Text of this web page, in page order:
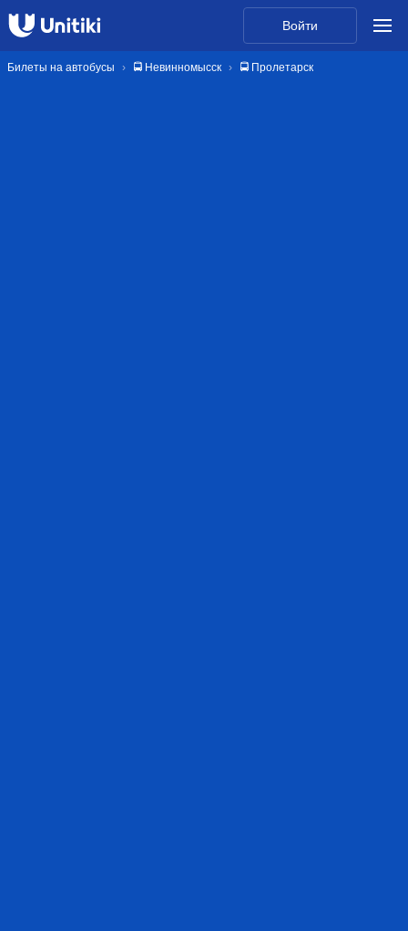
Войти
Билеты на автобусы 🚍 Невинномысск 🚍 Пролетарск